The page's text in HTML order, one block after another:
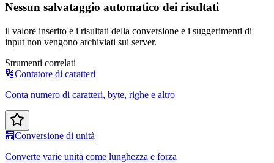
Nessun salvataggio automatico dei risultati
il valore inserito e i risultati della conversione e i suggerimenti di
input non vengono archiviati sui server.
Strumenti correlati
🔢Contatore di caratteri
Conta numero di caratteri, byte, righe e altro
🧮Conversione di unità
Converte varie unità come lunghezza e forza